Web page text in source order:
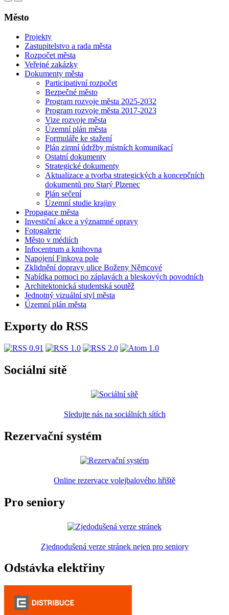
Město
Projekty
Zastupitelstvo a rada města
Rozpočet města
Veřejné zakázky
Dokumenty města
Participativní rozpočet
Bezpečné město
Program rozvoje města 2025-2032
Program rozvoje města 2017-2023
Vize rozvoje města
Územní plán města
Formuláře ke stažení
Plán zimní údržby místních komunikací
Ostatní dokumenty
Strategické dokumenty
Aktualizace a tvorba strategických a koncepčních
dokumentů pro Starý Plzenec
Plán sečení
Územní studie krajiny
Propagace města
Investiční akce a významné opravy
Fotogalerie
Město v médiích
Infocentrum a knihovna
Napojení Finkova pole
Zklidnění dopravy ulice Boženy Němcové
Nabídka pomoci po záplavách a bleskových povodních
Architektonická studentská soutěž
Jednotný vizuální styl města
Územní plán města
Exporty do RSS
Sociální sítě
Sledujte nás na sociálních sítích
Rezervační systém
Online rezervace volejbalového hřiště
Pro seniory
Zjednodušená verze stránek nejen pro seniory
Odstávka elektřiny